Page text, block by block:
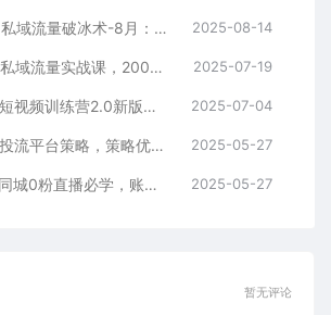
【第13404期】私域流量破冰术-8月：52页SOP电子书、11小时录音及10+实战案例视频 2025-08-14
【第13285期】私域流量实战课，200人团队运营模型，矩阵引流技术，高客单私聊转化策略 2025-07-19
【第13198期】短视频训练营2.0新版，7大流量密码/钩子设计技巧/私域引流/DOU+投放指南 2025-07-04
【第12982期】投流平台策略，策略优化实操，解决投流5大痛点，4步实现精准引流 2025-05-27
【第12972期】同城0粉直播必学，账号定位，绿幕搭建，精准千粉引流实战攻略 2025-05-27
暂无评论